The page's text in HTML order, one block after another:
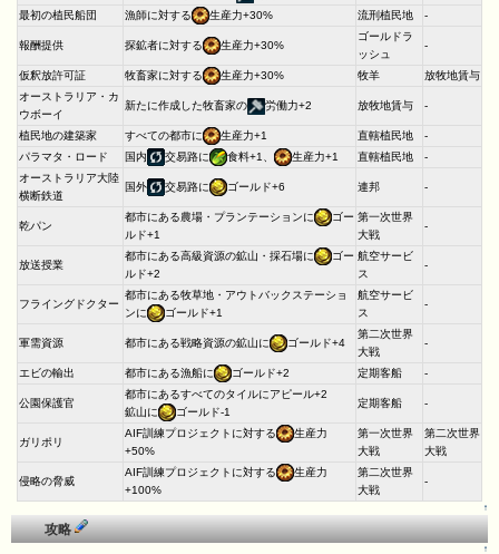
最初の植民船団
漁師に対する 生産力+30% 流刑植民地 -
報酬提供 探鉱者に対する 生産力+30%
ゴールドラ
ッシュ
-
仮釈放許可証 牧畜家に対する 生産力+30% 牧羊
放牧地賃与
オーストラリア・カ
ウボーイ
新たに作成した牧畜家の 労働力+2 放牧地賃与 -
植民地の建築家 すべての都市に 生産力+1 直轄植民地
-
パラマタ・ロード
国内 交易路に 食料+1、 生産力+1 直轄植民地
-
オーストラリア大陸
横断鉄道
国外 交易路に ゴールド+6 連邦 -
乾パン
都市にある農場・プランテーションに
ゴー
ルド+1
第一次世界
大戦
-
放送授業
都市にある高級資源の鉱山・採石場に
ゴー
ルド+2
航空サービ
ス
-
フライングドクター
都市にある牧草地・アウトバックステーショ
ンに
ゴールド+1
航空サービ
ス
-
軍需資源 都市にある戦略資源の鉱山に ゴールド+4
第二次世界
大戦
-
エビの輸出 都市にある漁船に ゴールド+2 定期客船 -
公園保護官
都市にあるすべてのタイルにアピール+2
鉱山に
ゴールド-1
定期客船 -
ガリポリ
AIF訓練プロジェクトに対する
生産力
+50%
第一次世界
大戦
第二次世界
大戦
侵略の脅威
AIF訓練プロジェクトに対する
生産力
+100%
第二次世界
大戦
-
↑
攻略
↑